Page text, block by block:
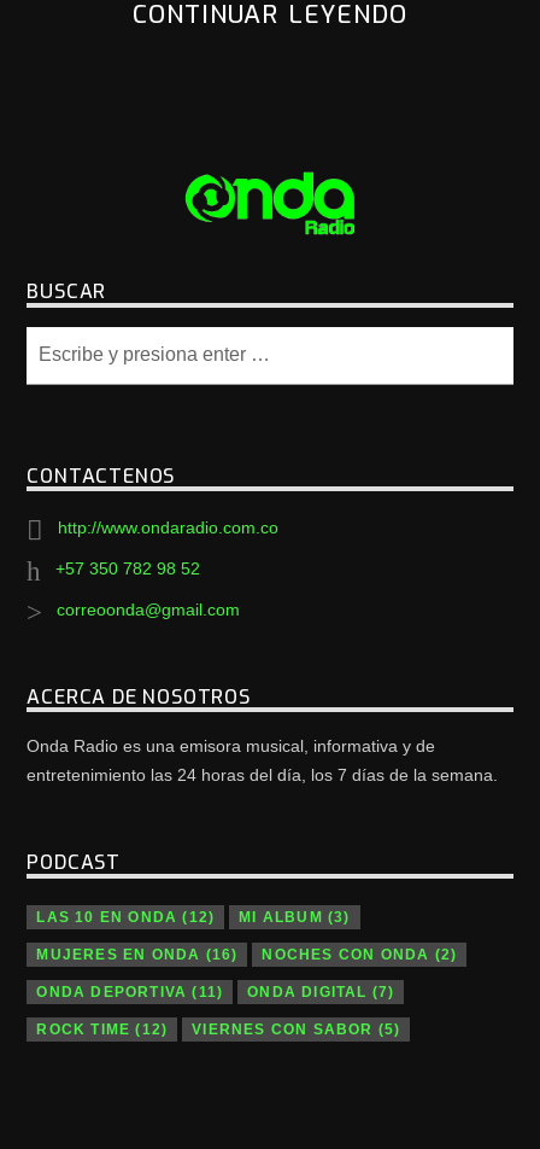
CONTINUAR LEYENDO
BUSCAR
CONTACTENOS
http://www.ondaradio.com.co
+57 350 782 98 52
correoonda@gmail.com
ACERCA DE NOSOTROS
Onda Radio es una emisora musical, informativa y de
entretenimiento las 24 horas del día, los 7 días de la semana.
PODCAST
LAS 10 EN ONDA (12) MI ALBUM (3)
MUJERES EN ONDA (16) NOCHES CON ONDA (2)
ONDA DEPORTIVA (11) ONDA DIGITAL (7)
ROCK TIME (12) VIERNES CON SABOR (5)